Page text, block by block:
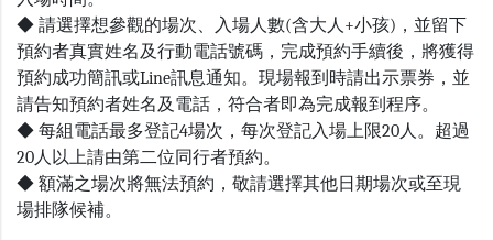
◆ 請選擇想參觀的場次、入場人數(含大人+小孩)，並留下
預約者真實姓名及行動電話號碼，完成預約手續後，將獲得
預約成功簡訊或Line訊息通知。現場報到時請出示票券，並
請告知預約者姓名及電話，符合者即為完成報到程序。
◆ 每組電話最多登記4場次，每次登記入場上限20人。超過
20人以上請由第二位同行者預約。
◆ 額滿之場次將無法預約，敬請選擇其他日期場次或至現
場排隊候補。